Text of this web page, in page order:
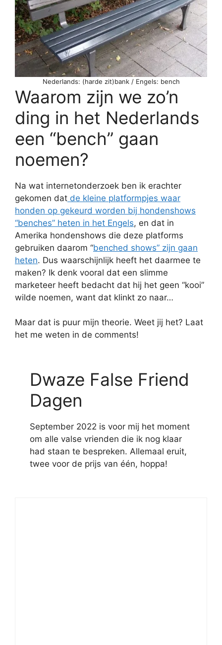
Nederlands: (harde zit)bank / Engels: bench
Waarom zijn we zo’n
ding in het Nederlands
een “bench” gaan
noemen?
Na wat internetonderzoek ben ik erachter
gekomen dat de kleine platformpjes waar
honden op gekeurd worden bij hondenshows
“benches” heten in het Engels, en dat in
Amerika hondenshows die deze platforms
gebruiken daarom “benched shows” zijn gaan
heten. Dus waarschijnlijk heeft het daarmee te
maken? Ik denk vooral dat een slimme
marketeer heeft bedacht dat hij het geen “kooi”
wilde noemen, want dat klinkt zo naar…
Maar dat is puur mijn theorie. Weet jij het? Laat
het me weten in de comments!
Dwaze False Friend
Dagen
September 2022 is voor mij het moment
om alle valse vrienden die ik nog klaar
had staan te bespreken. Allemaal eruit,
twee voor de prijs van één, hoppa!